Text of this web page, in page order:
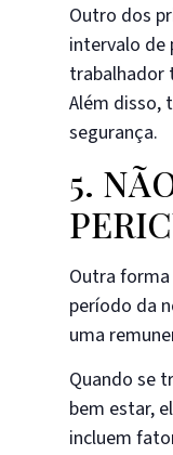
Outro dos
intervalo de
trabalhador
Além disso,
segurança.
5.
Outra
período da
uma
Quando se
bem estar,
incluem